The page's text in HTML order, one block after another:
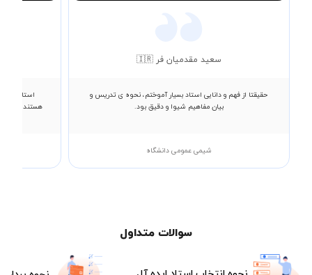
سعید مقدمیان فر 🇮🇷
حقیقتا از فهم و دانایی استاد بسیار آموختم، نحوه ی تدریس و
بیان مفاهیم شیوا و دقیق بود.
شیمی عمومی دانشگاه
استاد
هستند.
سوالات متداول